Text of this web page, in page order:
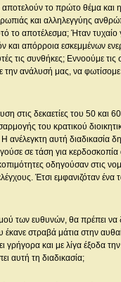
αποτελούν το πρώτο θέμα
και αλληλεγγύης
το αποτέλεσμα; Ήταν
και απόρροια εσκεμμένων
τις συνθήκες; Εννοούμε τις
ανάλυσή μας, να φωτίσομε
στις δεκαετίες του 50 και
του κρατικού
αυτή διαδικασία
σε τάση για
οδηγούσαν στις
Έτσι εμφανιζόταν
των ευθυνών, θα πρέπει
στραβά μάτια στην
γρήγορα και με λίγα έξοδα
αυτή τη διαδικασία;